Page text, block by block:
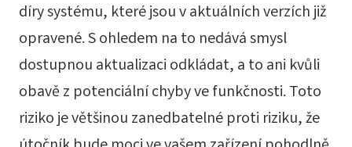
díry systému, které jsou v aktuálních verzích již
opravené. S ohledem na to nedává smysl
dostupnou aktualizaci odkládat, a to ani kvůli
obavě z potenciální chyby ve funkčnosti. Toto
riziko je většinou zanedbatelné proti riziku, že